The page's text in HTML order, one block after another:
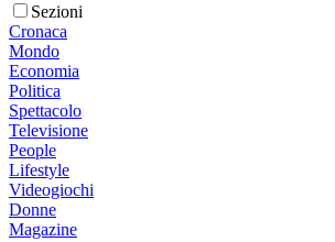
Sezioni
Cronaca
Mondo
Economia
Politica
Spettacolo
Televisione
People
Lifestyle
Videogiochi
Donne
Magazine